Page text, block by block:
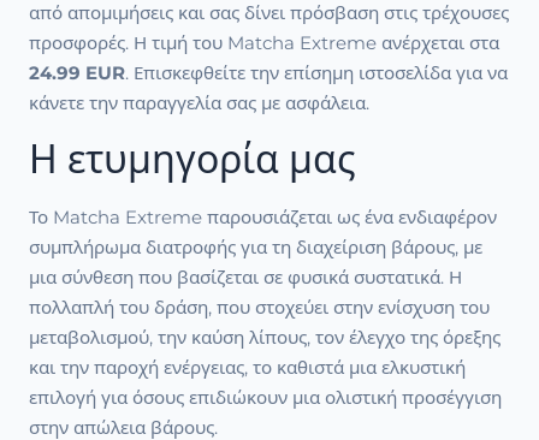
από απομιμήσεις και σας δίνει πρόσβαση στις τρέχουσες
προσφορές. Η τιμή του Matcha Extreme ανέρχεται στα
24.99 EUR. Επισκεφθείτε την επίσημη ιστοσελίδα για να
κάνετε την παραγγελία σας με ασφάλεια.
Η ετυμηγορία μας
Το Matcha Extreme παρουσιάζεται ως ένα ενδιαφέρον
συμπλήρωμα διατροφής για τη διαχείριση βάρους, με
μια σύνθεση που βασίζεται σε φυσικά συστατικά. Η
πολλαπλή του δράση, που στοχεύει στην ενίσχυση του
μεταβολισμού, την καύση λίπους, τον έλεγχο της όρεξης
και την παροχή ενέργειας, το καθιστά μια ελκυστική
επιλογή για όσους επιδιώκουν μια ολιστική προσέγγιση
στην απώλεια βάρους.